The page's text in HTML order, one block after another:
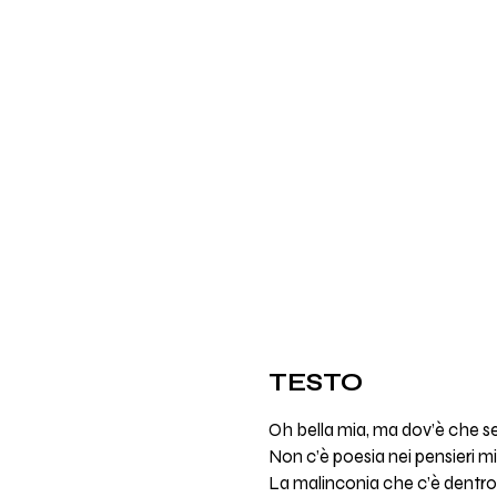
TESTO
Oh bella mia, ma dov’è che
Non c’è poesia nei pensieri
La malinconia che c’è